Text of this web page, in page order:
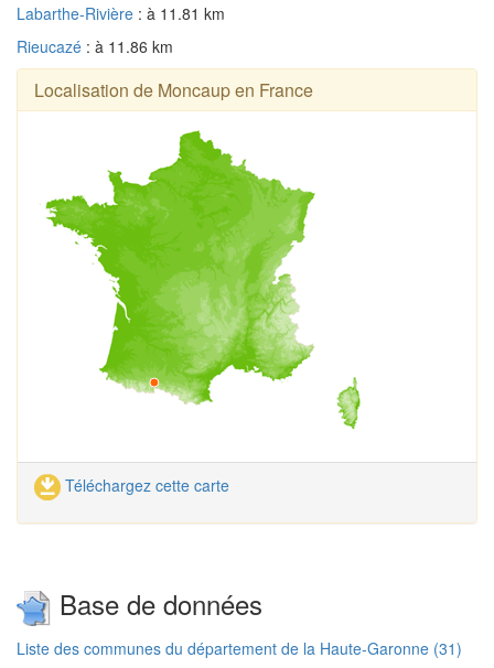
Labarthe-Rivière : à 11.81 km
Rieucazé : à 11.86 km
Localisation de Moncaup en France
Téléchargez cette carte
Base de données
Liste des communes du département de la Haute-Garonne (31)